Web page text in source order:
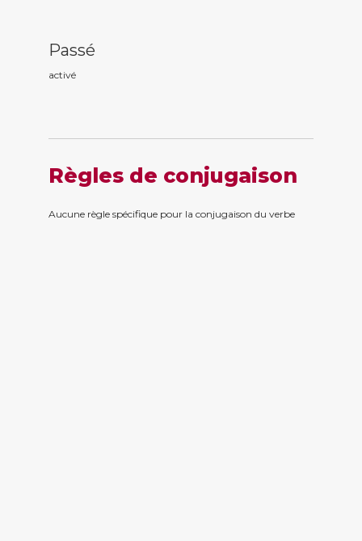
Passé
activé
Règles de conjugaison
Aucune règle spécifique pour la conjugaison du verbe